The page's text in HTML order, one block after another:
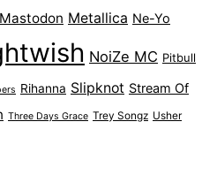
Mastodon Metallica Ne-Yo
NoiZe MC Pitbull
Rihanna Slipknot Stream Of
Three Days Grace Trey Songz Usher